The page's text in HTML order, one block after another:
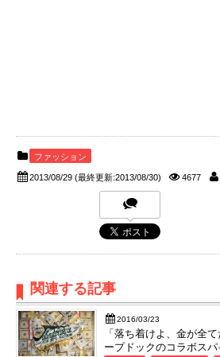
ファッション
2013/08/29 (最終更新:2013/08/30) 4677
関連する記事
2016/03/23
「落ち着けよ、金が全
ープドックのコラボス